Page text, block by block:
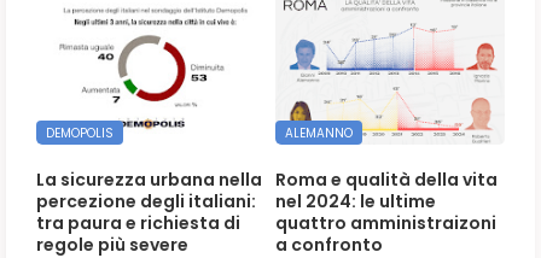
DEMOPOLIS
La sicurezza urbana nella
percezione degli italiani:
tra paura e richiesta di
regole più severe
ALEMANNO
Roma e qualità della vita
nel 2024: le ultime
quattro amministraizoni
a confronto